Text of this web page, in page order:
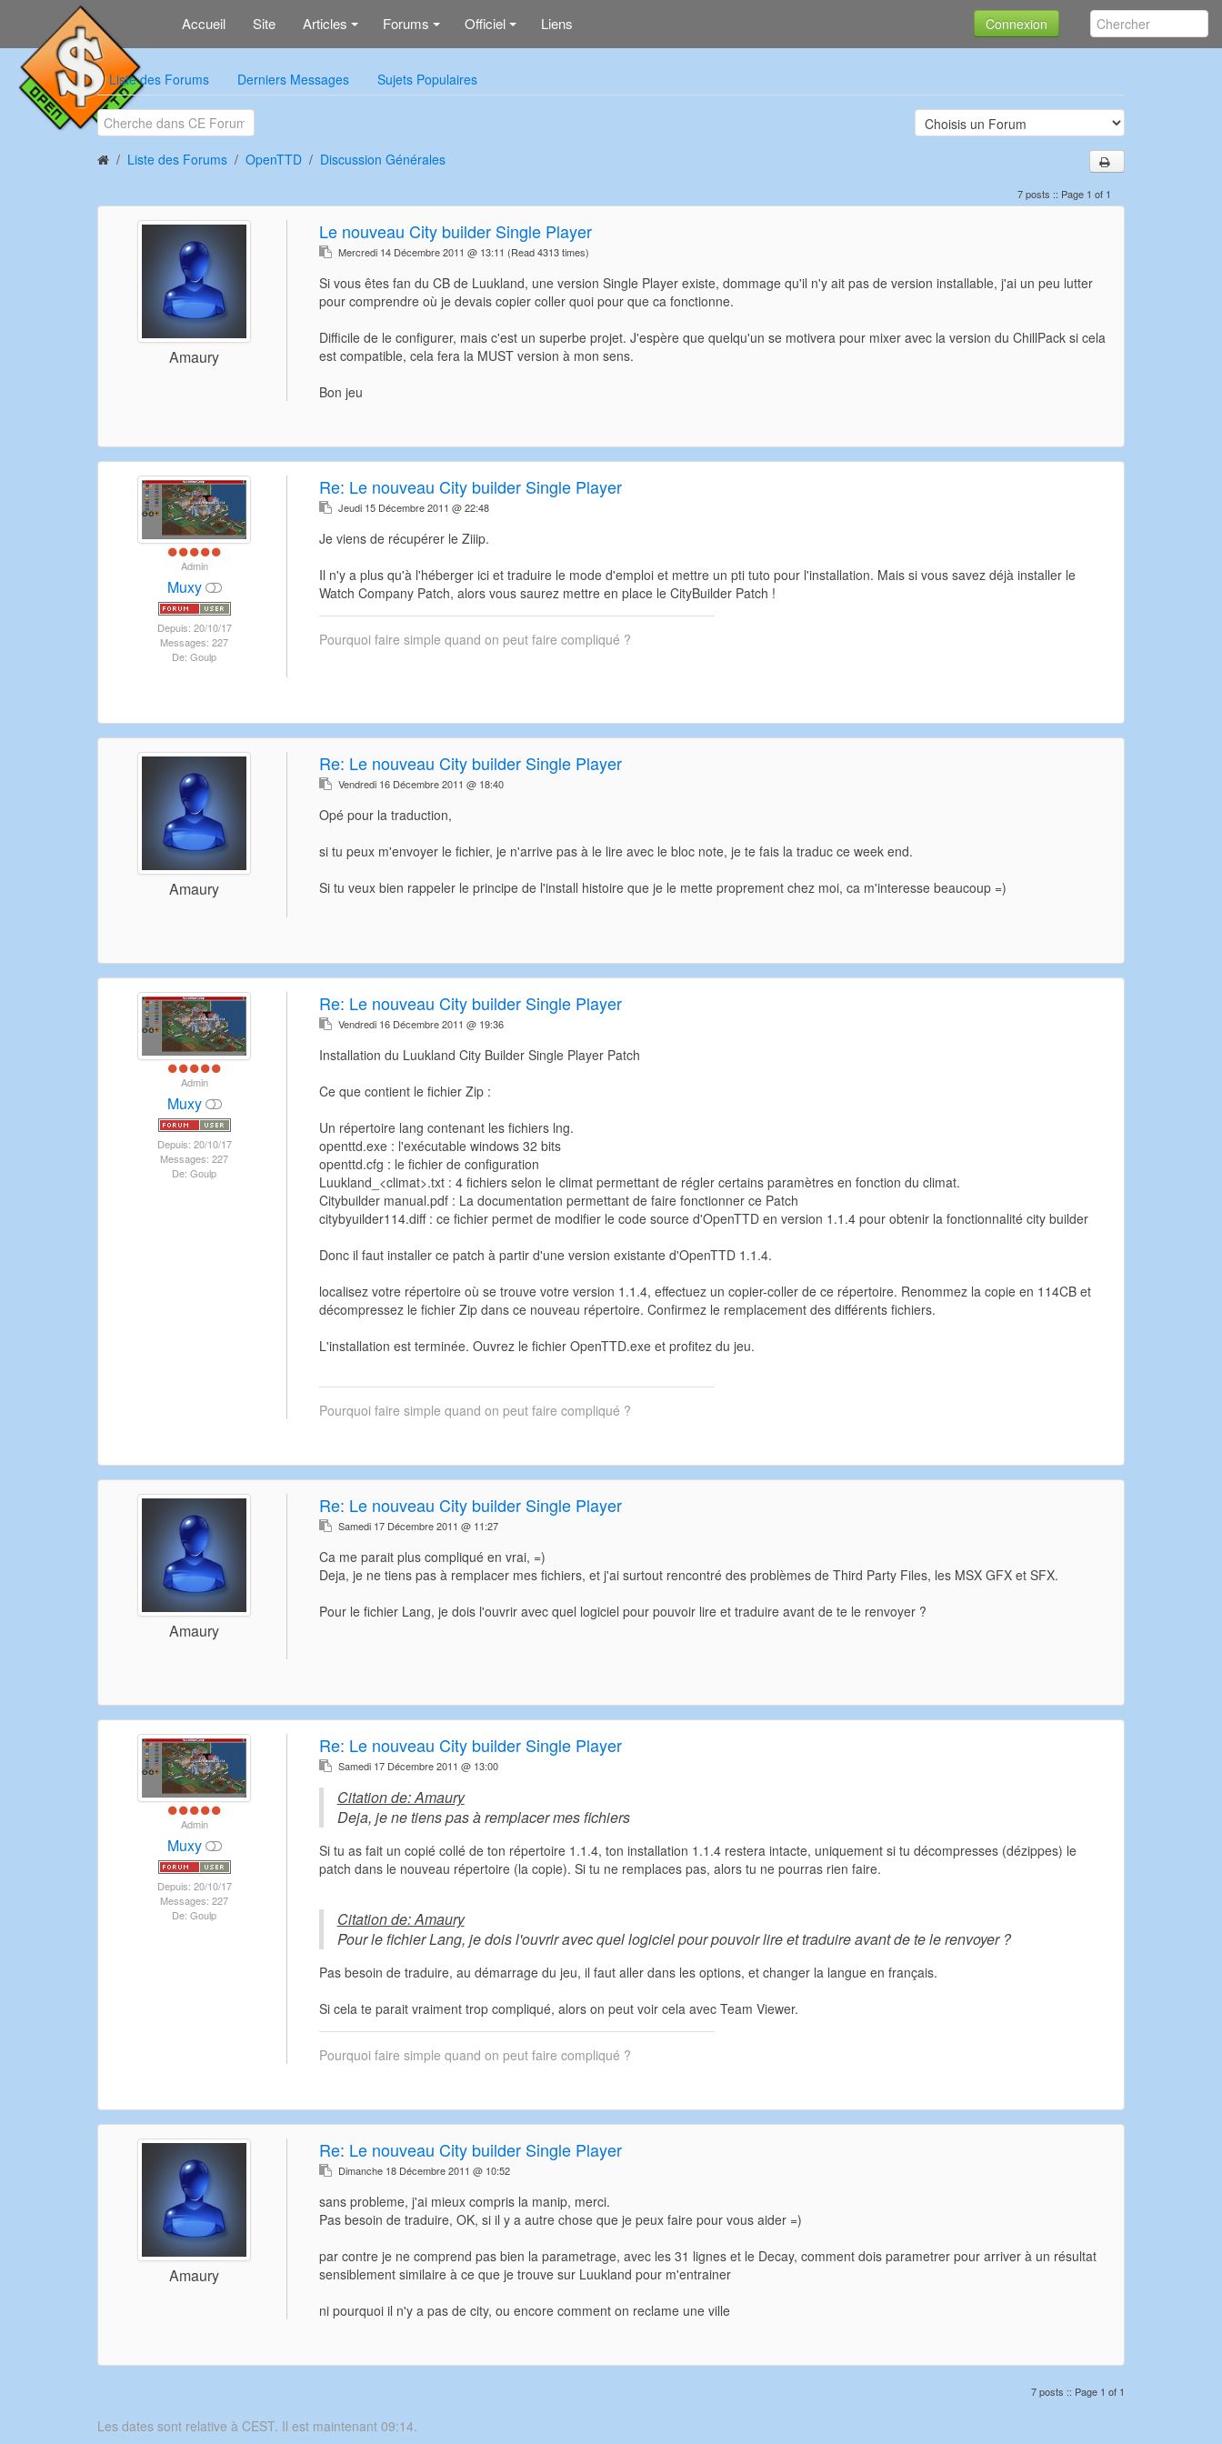
Accueil Site Articles Forums Officiel Liens Connexion
Liste des Forums Derniers Messages Sujets Populaires
Liste des Forums OpenTTD Discussion Générales
7 posts :: Page 1 of 1
Amaury
Le nouveau City builder Single Player
Mercredi 14 Décembre 2011 @ 13:11 (Read 4313 times)
Si vous êtes fan du CB de Luukland, une version Single Player existe, dommage qu'il n'y ait pas de version installable, j'ai un peu lutter
pour comprendre où je devais copier coller quoi pour que ca fonctionne.
Difficile de le configurer, mais c'est un superbe projet. J'espère que quelqu'un se motivera pour mixer avec la version du ChillPack si cela
est compatible, cela fera la MUST version à mon sens.
Bon jeu
Admin
Muxy
Depuis: 20/10/17
Messages: 227
De: Goulp
Re: Le nouveau City builder Single Player
Jeudi 15 Décembre 2011 @ 22:48
Je viens de récupérer le Ziiip.
Il n'y a plus qu'à l'héberger ici et traduire le mode d'emploi et mettre un pti tuto pour l'installation. Mais si vous savez déjà installer le
Watch Company Patch, alors vous saurez mettre en place le CityBuilder Patch !
Pourquoi faire simple quand on peut faire compliqué ?
Amaury
Re: Le nouveau City builder Single Player
Vendredi 16 Décembre 2011 @ 18:40
Opé pour la traduction,
si tu peux m'envoyer le fichier, je n'arrive pas à le lire avec le bloc note, je te fais la traduc ce week end.
Si tu veux bien rappeler le principe de l'install histoire que je le mette proprement chez moi, ca m'interesse beaucoup =)
Admin
Muxy
Depuis: 20/10/17
Messages: 227
De: Goulp
Re: Le nouveau City builder Single Player
Vendredi 16 Décembre 2011 @ 19:36
Installation du Luukland City Builder Single Player Patch
Ce que contient le fichier Zip :
Un répertoire lang contenant les fichiers lng.
openttd.exe : l'exécutable windows 32 bits
openttd.cfg : le fichier de configuration
Luukland_<climat>.txt : 4 fichiers selon le climat permettant de régler certains paramètres en fonction du climat.
Citybuilder manual.pdf : La documentation permettant de faire fonctionner ce Patch
citybyuilder114.diff : ce fichier permet de modifier le code source d'OpenTTD en version 1.1.4 pour obtenir la fonctionnalité city builder
Donc il faut installer ce patch à partir d'une version existante d'OpenTTD 1.1.4.
localisez votre répertoire où se trouve votre version 1.1.4, effectuez un copier-coller de ce répertoire. Renommez la copie en 114CB et
décompressez le fichier Zip dans ce nouveau répertoire. Confirmez le remplacement des différents fichiers.
L'installation est terminée. Ouvrez le fichier OpenTTD.exe et profitez du jeu.
Pourquoi faire simple quand on peut faire compliqué ?
Amaury
Re: Le nouveau City builder Single Player
Samedi 17 Décembre 2011 @ 11:27
Ca me parait plus compliqué en vrai, =)
Deja, je ne tiens pas à remplacer mes fichiers, et j'ai surtout rencontré des problèmes de Third Party Files, les MSX GFX et SFX.
Pour le fichier Lang, je dois l'ouvrir avec quel logiciel pour pouvoir lire et traduire avant de te le renvoyer ?
Admin
Muxy
Depuis: 20/10/17
Messages: 227
De: Goulp
Re: Le nouveau City builder Single Player
Samedi 17 Décembre 2011 @ 13:00
Citation de: Amaury
Deja, je ne tiens pas à remplacer mes fichiers
Si tu as fait un copié collé de ton répertoire 1.1.4, ton installation 1.1.4 restera intacte, uniquement si tu décompresses (dézippes) le
patch dans le nouveau répertoire (la copie). Si tu ne remplaces pas, alors tu ne pourras rien faire.
Citation de: Amaury
Pour le fichier Lang, je dois l'ouvrir avec quel logiciel pour pouvoir lire et traduire avant de te le renvoyer ?
Pas besoin de traduire, au démarrage du jeu, il faut aller dans les options, et changer la langue en français.
Si cela te parait vraiment trop compliqué, alors on peut voir cela avec Team Viewer.
Pourquoi faire simple quand on peut faire compliqué ?
Amaury
Re: Le nouveau City builder Single Player
Dimanche 18 Décembre 2011 @ 10:52
sans probleme, j'ai mieux compris la manip, merci.
Pas besoin de traduire, OK, si il y a autre chose que je peux faire pour vous aider =)
par contre je ne comprend pas bien la parametrage, avec les 31 lignes et le Decay, comment dois parametrer pour arriver à un résultat
sensiblement similaire à ce que je trouve sur Luukland pour m'entrainer
ni pourquoi il n'y a pas de city, ou encore comment on reclame une ville
7 posts :: Page 1 of 1
Les dates sont relative à CEST. Il est maintenant 09:14.